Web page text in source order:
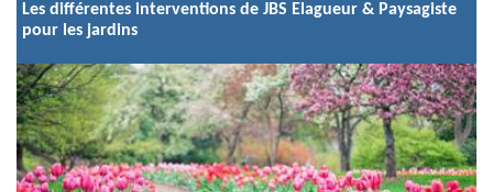
Les différentes interventions de JBS Elagueur & Paysagiste
pour les jardins